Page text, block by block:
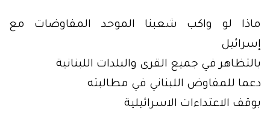
ماذا لو واكب شعبنا الموحد المفاوضات مع
إسرائيل
بالتظاهر في جميع القرى والبلدات اللبنانية
دعما للمفاوض اللبناني في مطالبته
بوقف الاعتداءات الاسرائيلية